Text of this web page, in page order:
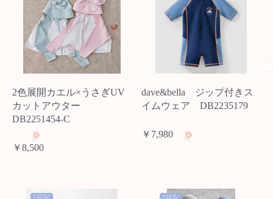
2色展開カエル×うさぎUV
カットアウター
DB2251454-C
￥8,500
dave&bella ジップ付きス
イムウェア DB2235179
￥7,980
NEW NEW